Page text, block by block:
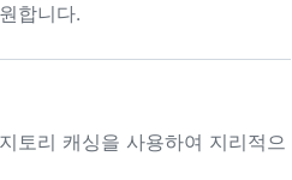
합니다.
토리 캐싱을 사용하여 지리적으